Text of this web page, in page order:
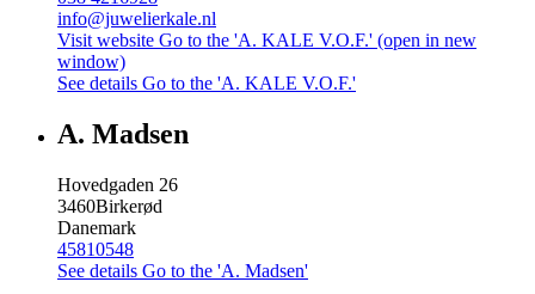
info@juwelierkale.nl
Visit website Go to the 'A. KALE V.O.F.' (open in new
window)
See details Go to the 'A. KALE V.O.F.'
A. Madsen
Hovedgaden 26
3460Birkerød
Danemark
45810548
See details Go to the 'A. Madsen'